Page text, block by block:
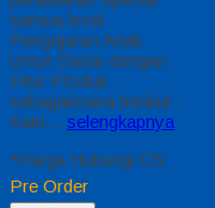
semua level
Pengajaran Anak
Umur Dasar dengan
Fitur Produk
sebagaimana berikut :
Kain… selengkapnya
*Harga Hubungi CS
Pre Order